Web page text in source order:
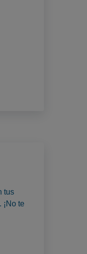
tus
te